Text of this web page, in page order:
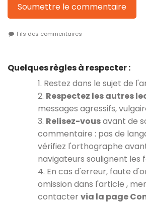
Soumettre le commentaire
Fils des commentaires
Quelques règles à respecter :
1. Restez dans le sujet de
2. Respectez les autres
messages agressifs,
3. Relisez-vousavant de
commentaire : pas de
vérifiez l'orthographe
navigateurs soulignent les
4. En cas d'erreur, faute
omission dans l'article ,
contacter via la page